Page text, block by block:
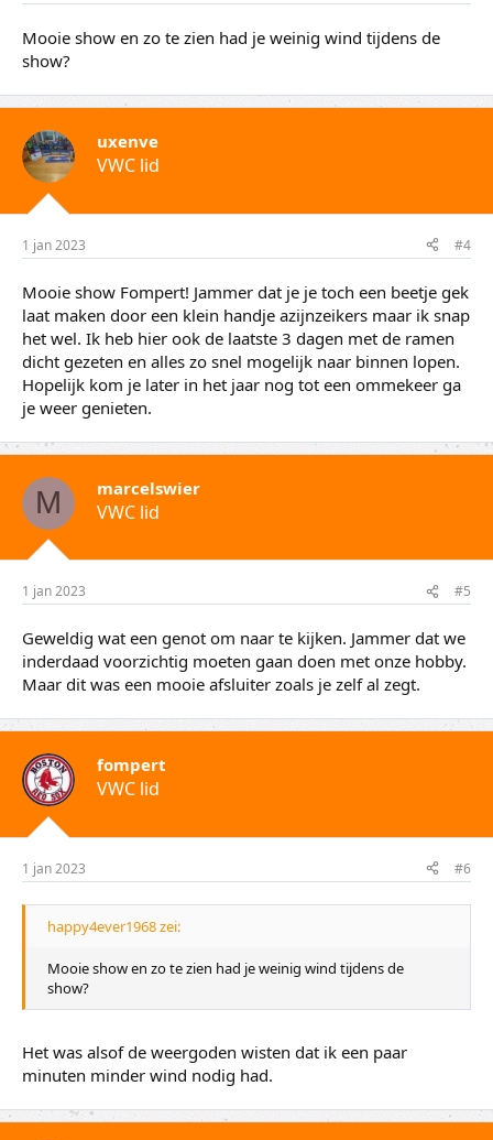
Mooie show en zo te zien had je weinig wind tijdens de
show?
uxenve
VWC lid
1 jan 2023 #4
Mooie show Fompert! Jammer dat je je toch een beetje gek
laat maken door een klein handje azijnzeikers maar ik snap
het wel. Ik heb hier ook de laatste 3 dagen met de ramen
dicht gezeten en alles zo snel mogelijk naar binnen lopen.
Hopelijk kom je later in het jaar nog tot een ommekeer ga
je weer genieten.
M marcelswier
VWC lid
1 jan 2023 #5
Geweldig wat een genot om naar te kijken. Jammer dat we
inderdaad voorzichtig moeten gaan doen met onze hobby.
Maar dit was een mooie afsluiter zoals je zelf al zegt.
fompert
VWC lid
1 jan 2023 #6
happy4ever1968 zei:
Mooie show en zo te zien had je weinig wind tijdens de
show?
Het was alsof de weergoden wisten dat ik een paar
minuten minder wind nodig had.